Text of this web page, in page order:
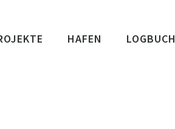
HAFEN LOGBUCH